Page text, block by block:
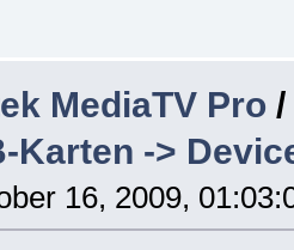
MediaTV Pro
Karten ->
16, 2009,